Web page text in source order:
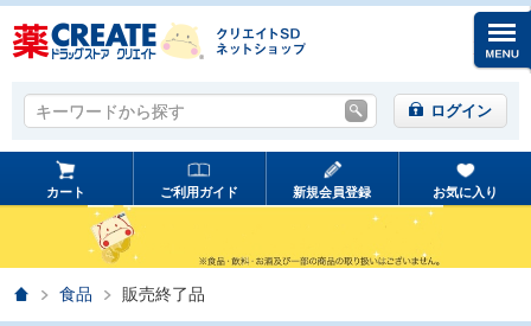
キーワードから探す
キーワードから探す ログイン
カート ご利用ガイド 新規会員登録 お気に入り
ホーム
食品 販売終了品